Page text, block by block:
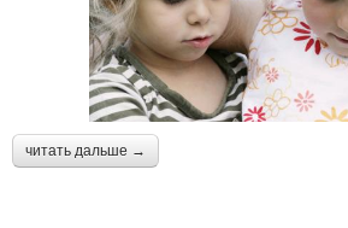
читать дальше →